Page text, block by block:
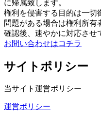
に帰属致します。
権利を侵害する目的は一切
問題がある場合は権利所有
確認後、速やかに対応させ
お問い合わせはコチラ
サイトポリシー
当サイト運営ポリシー
運営ポリシー